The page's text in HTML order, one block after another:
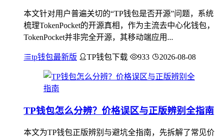
本文针对用户普遍关切的“TP钱包是否开源”问题，系统
梳理TokenPocket的开源真相，作为主流去中心化钱包，
TokenPocket并非完全开源，其移动端应用...
tp钱包最新版 TP钱包下载 933 2026-08-08
TP钱包怎么分辨？价格误区与正版辨别全指南
本文为TP钱包正版辨别与避坑全指南，先拆解了常见价